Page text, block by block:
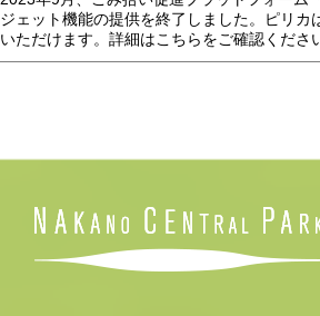
ジェット機能の提供を終了しました。ピリカ
いただけます。詳細はこちらをご確認くださ